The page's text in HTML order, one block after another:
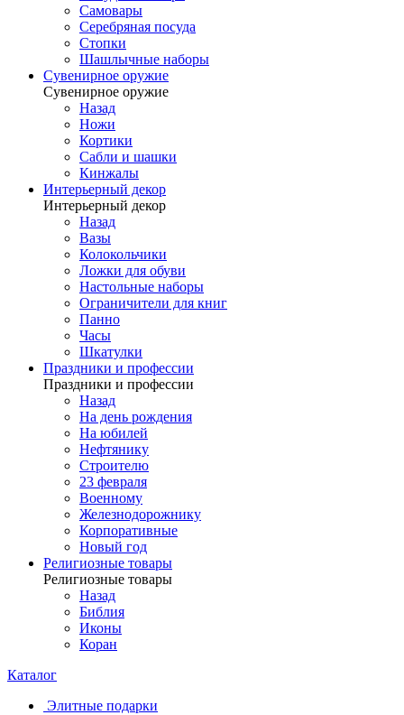
Самовары
Серебряная посуда
Стопки
Шашлычные наборы
Сувенирное оружие
Сувенирное оружие
Назад
Ножи
Кортики
Сабли и шашки
Кинжалы
Интерьерный декор
Интерьерный декор
Назад
Вазы
Колокольчики
Ложки для обуви
Настольные наборы
Ограничители для книг
Панно
Часы
Шкатулки
Праздники и профессии
Праздники и профессии
Назад
На день рождения
На юбилей
Нефтянику
Строителю
23 февраля
Военному
Железнодорожнику
Корпоративные
Новый год
Религиозные товары
Религиозные товары
Назад
Библия
Иконы
Коран
Каталог
Элитные подарки